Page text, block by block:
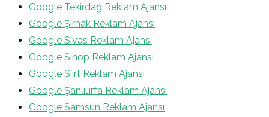
Google Tekirdağ Reklam Ajansı
Google Şırnak Reklam Ajansı
Google Sivas Reklam Ajansı
Google Sinop Reklam Ajansı
Google Siirt Reklam Ajansı
Google Şanlıurfa Reklam Ajansı
Google Samsun Reklam Ajansı